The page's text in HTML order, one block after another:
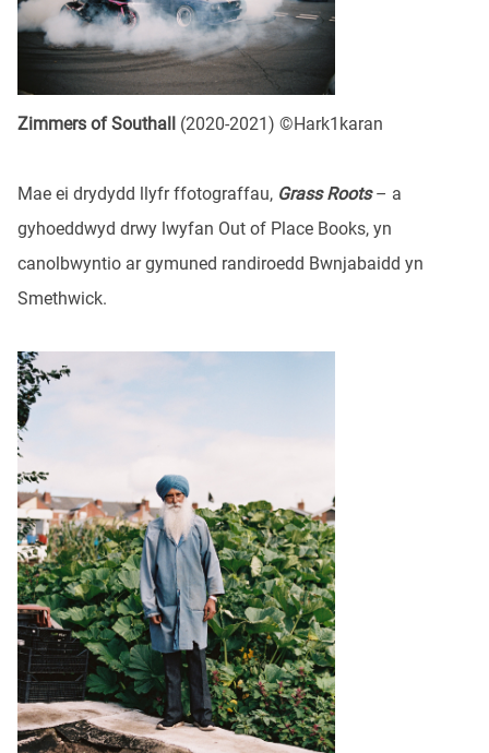
Zimmers of Southall (2020-2021) ©Hark1karan
Mae ei drydydd llyfr ffotograffau, Grass Roots– a
gyhoeddwyd drwy lwyfan Out of Place Books, yn
canolbwyntio ar gymuned randiroedd Bwnjabaidd yn
Smethwick.